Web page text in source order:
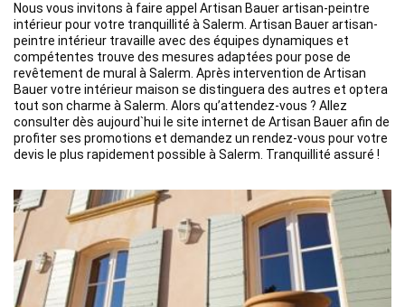
Nous vous invitons à faire appel Artisan Bauer artisan-peintre
intérieur pour votre tranquillité à Salerm. Artisan Bauer artisan-
peintre intérieur travaille avec des équipes dynamiques et
compétentes trouve des mesures adaptées pour pose de
revêtement de mural à Salerm. Après intervention de Artisan
Bauer votre intérieur maison se distinguera des autres et optera
tout son charme à Salerm. Alors qu’attendez-vous ? Allez
consulter dès aujourd`hui le site internet de Artisan Bauer afin de
profiter ses promotions et demandez un rendez-vous pour votre
devis le plus rapidement possible à Salerm. Tranquillité assuré !